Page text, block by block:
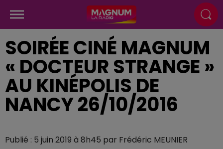
SOIRÉE CINÉ MAGNUM
« DOCTEUR STRANGE »
AU KINÉPOLIS DE
NANCY 26/10/2016
Publié : 5 juin 2019 à 8h45 par Frédéric MEUNIER